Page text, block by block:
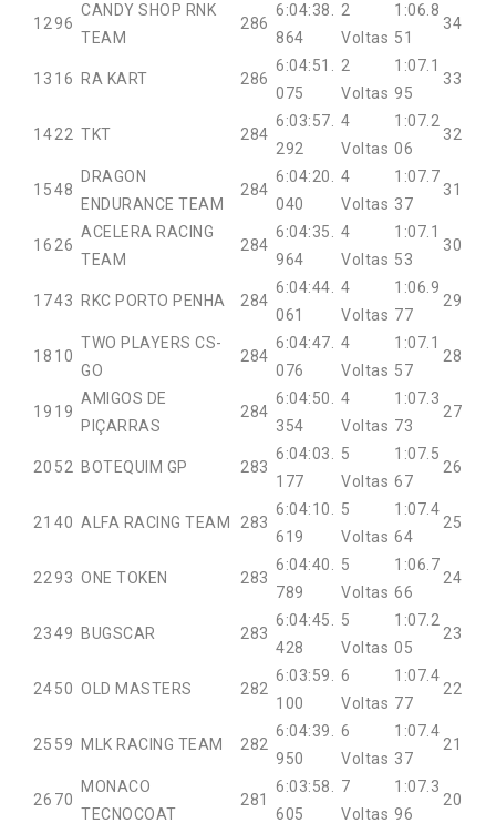
1296
CANDY SHOP RNK
TEAM
286
6:04:38.
864
2
Voltas
1:06.8
51
34
13 16 RA KART 286
6:04:51.
075
2
Voltas
1:07.1
95
33
1422 TKT 284
6:03:57.
292
4
Voltas
1:07.2
06
32
1548
DRAGON
ENDURANCE TEAM
284
6:04:20.
040
4
Voltas
1:07.7
37
31
16 26
ACELERA RACING
TEAM
284
6:04:35.
964
4
Voltas
1:07.1
53
30
1743 RKC PORTO PENHA 284
6:04:44.
061
4
Voltas
1:06.9
77
29
18 10
TWO PLAYERS CS-
GO
284
6:04:47.
076
4
Voltas
1:07.1
57
28
19 19
AMIGOS DE
PIÇARRAS
284
6:04:50.
354
4
Voltas
1:07.3
73
27
20 52 BOTEQUIM GP 283
6:04:03.
177
5
Voltas
1:07.5
67
26
21 40 ALFA RACING TEAM 283
6:04:10.
619
5
Voltas
1:07.4
64
25
2293 ONE TOKEN 283
6:04:40.
789
5
Voltas
1:06.7
66
24
2349 BUGSCAR 283
6:04:45.
428
5
Voltas
1:07.2
05
23
2450 OLD MASTERS 282
6:03:59.
100
6
Voltas
1:07.4
77
22
25 59 MLK RACING TEAM 282
6:04:39.
950
6
Voltas
1:07.4
37
21
26 70
MONACO
TECNOCOAT
281
6:03:58.
605
7
Voltas
1:07.3
96
20